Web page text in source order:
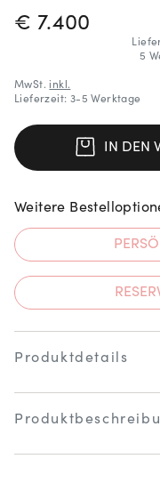
€ 7.400
5
MwSt. inkl.
Lieferzeit: 3-5 Werktage
IN DEN
Weitere
Produktdetails